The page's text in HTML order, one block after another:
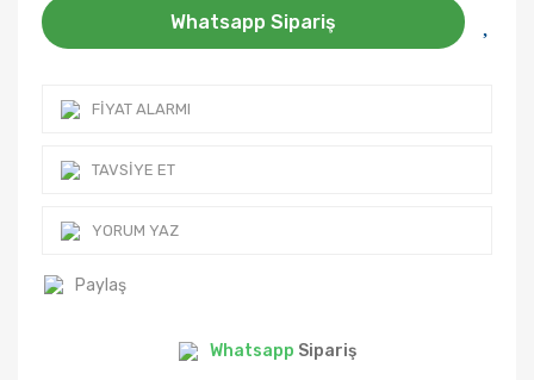
Whatsapp Sipariş
FIYAT ALARMI
TAVSIYE ET
YORUM YAZ
Paylaş
Whatsapp Sipariş